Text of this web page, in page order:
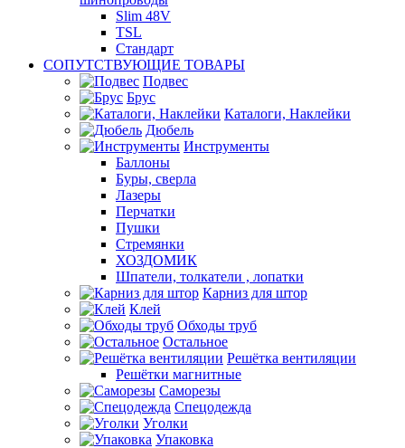
Slim 48V
TSL
Стандарт
СОПУТСТВУЮЩИЕ ТОВАРЫ
Подвес
Брус
Каталоги, Наклейки
Дюбель
Инструменты
Баллоны
Буры, сверла
Лазеры
Перчатки
Пушки
Стремянки
ХОЗДОМИК
Шпатели, толкатели , лопатки
Карниз для штор
Клей
Обходы труб
Остальное
Решётка вентиляции
Решётки магнитные
Саморезы
Спецодежда
Уголки
Упаковка